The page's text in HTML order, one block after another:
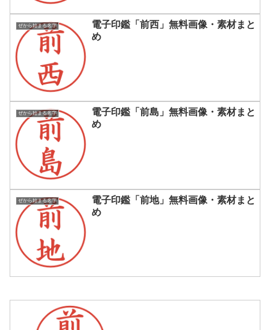
ぜから始まる名字
電子印鑑「前西」無料画像・素材まと
め
ぜから始まる名字
電子印鑑「前島」無料画像・素材まと
め
ぜから始まる名字
電子印鑑「前地」無料画像・素材まと
め